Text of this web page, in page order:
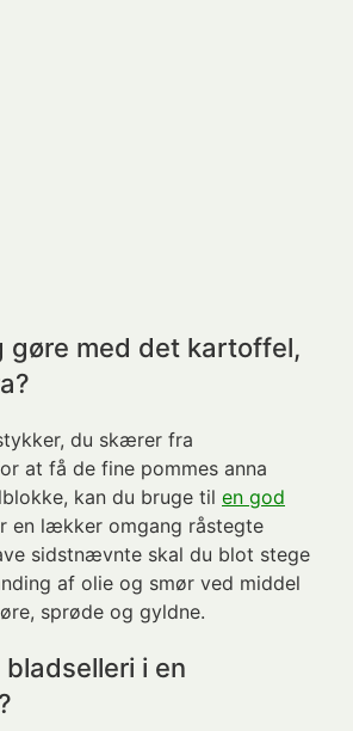
gøre med det kartoffel,
du skærer fra
at få de fine pommes anna
kan du bruge til en god
en lækker omgang råstegte
sidstnævnte skal du blot stege
af olie og smør ved middel
sprøde og gyldne.
i en